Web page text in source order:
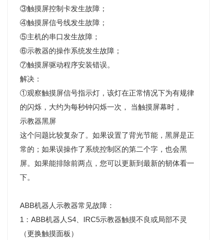
③触摸屏控制卡发生故障；
④触摸屏信号线发生故障；
⑤主机的串口发生故障；
⑥示教器的操作系统发生故障；
⑦触摸屏驱动程序安装错误。
解决：
①观察触摸屏信号指示灯，该灯在正常情况下为有规律
的闪烁，大约为每秒钟闪烁一次， 当触摸屏幕时，
示教器黑屏
这个问题比较复杂了。如果设置了背光节能，黑屏是正
常的；如果误操作了系统控制区的第二个字，也会黑
屏。如果能排除前两点，您可以更新到最新的韧体看一
下。
ABB机器人示教器常见故障：
1：ABB机器人S4、IRC5示教器触摸不良或局部不灵
（更换触摸面板）